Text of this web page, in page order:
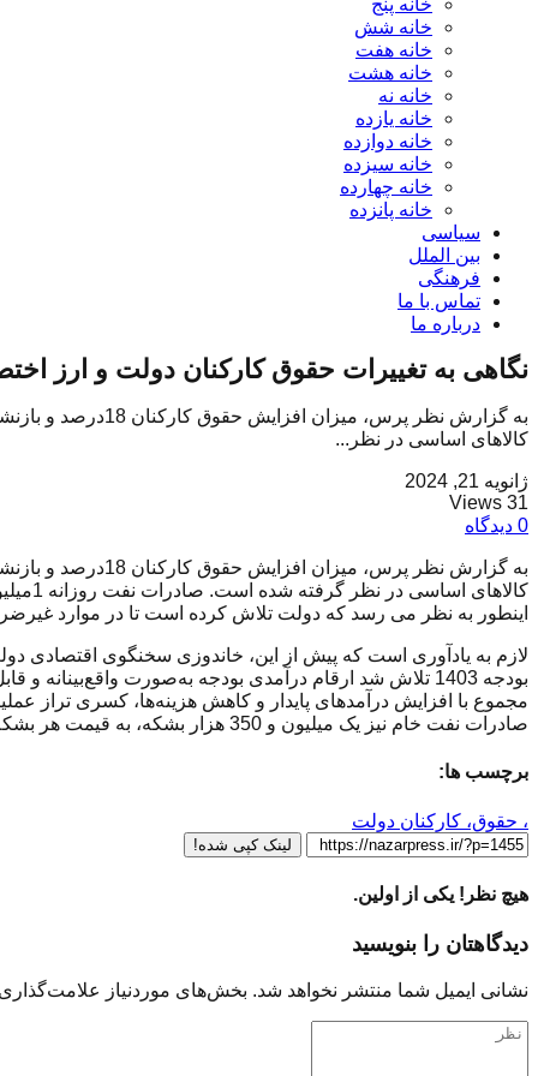
خانه پنج
خانه شش
خانه هفت
خانه هشت
خانه نه
خانه یازده
خانه دوازده
خانه سیزده
خانه چهارده
خانه پانزده
سیاسی
بین الملل
فرهنگی
تماس با ما
درباره ما
نگاهی به تغییرات حقوق کارکنان دولت و ارز
کالاهای اساسی در نظر...
ژانویه 21, 2024
31 Views
0 دیدگاه
اینطور به نظر می رسد که دولت تلاش کرده است تا در موارد
لازم به یادآوری است که پیش از این، خاندوزی سخنگوی اقتصادی
بودجه 1403 تلاش شد ارقام درآمدی بودجه به‌صورت
صادرات نفت خام نیز یک میلیون و 350 هزار بشکه، به قیمت هر بشکه 65 یورو در نظر گرفته شده است».
برچسب ها:
، حقوق، کارکنان دولت
لینک کپی شده!
هیچ نظر! یکی از اولین.
دیدگاهتان را بنویسید
نشانی ایمیل شما منتشر نخواهد شد. بخش‌های موردنیاز